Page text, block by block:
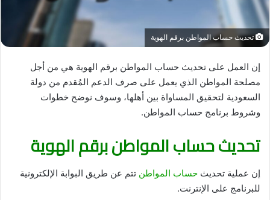
تحديث حساب المواطن برقم الهوية
إن العمل على تحديث حساب المواطن برقم الهوية هي من أجل
مصلحة المواطن الذي يعمل على صرف الدعم المُقدم من دولة
السعودية لتحقيق المساواة بين أهلها، وسوف نوضح خطوات
وشروط برنامج حساب المواطن.
تحديث حساب المواطن برقم الهوية
إن عملية تحديث حساب المواطن تتم عن طريق البوابة الإلكترونية
للبرنامج على الإنترنت.